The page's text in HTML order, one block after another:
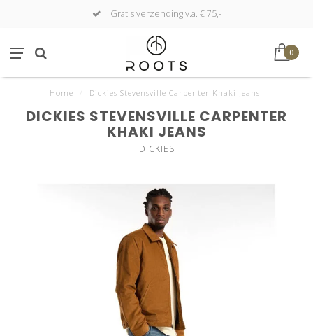
Gratis verzending v.a. € 75,-
0
Home Dickies Stevensville Carpenter Khaki Jeans
DICKIES STEVENSVILLE CARPENTER
KHAKI JEANS
DICKIES